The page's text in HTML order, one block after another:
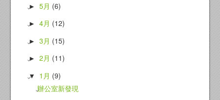
►5月 (6)
►4月 (12)
►3月 (15)
►2月 (11)
▼ 1月 (9)
辦公室新發現